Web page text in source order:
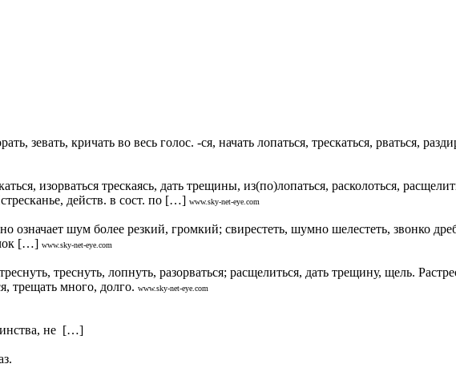
зевать, кричать во весь голос. -ся, начать лопаться, трескаться, рваться,
изорваться трескаясь, дать трещины, из(по)лопаться, расколоться,
действ. в сост. по […] www.sky-net-eye.com
шум более резкий, громкий; свирестеть, шумно шелестеть, звонко
[…] www.sky-net-eye.com
треснуть, лопнуть, разорваться; расщелиться, дать трещину, щель.
трещать много, долго. www.sky-net-eye.com
не […]